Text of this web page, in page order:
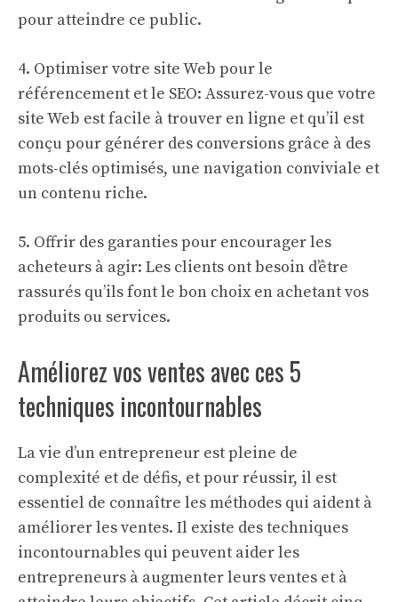
pour atteindre ce public.
4. Optimiser votre site Web pour le
référencement et le SEO: Assurez-vous que votre
site Web est facile à trouver en ligne et qu’il est
conçu pour générer des conversions grâce à des
mots-clés optimisés, une navigation conviviale et
un contenu riche.
5. Offrir des garanties pour encourager les
acheteurs à agir: Les clients ont besoin d’être
rassurés qu’ils font le bon choix en achetant vos
produits ou services.
Améliorez vos ventes avec ces 5
techniques incontournables
La vie d’un entrepreneur est pleine de
complexité et de défis, et pour réussir, il est
essentiel de connaître les méthodes qui aident à
améliorer les ventes. Il existe des techniques
incontournables qui peuvent aider les
entrepreneurs à augmenter leurs ventes et à